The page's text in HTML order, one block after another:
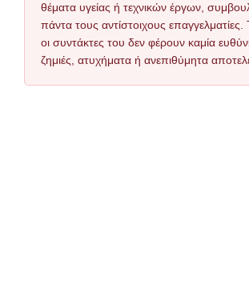
θέματα υγείας ή τεχνικών έργων,
πάντα τους αντίστοιχους
οι συντάκτες του δεν φέρουν καμία
ζημιές, ατυχήματα ή ανεπιθύμητα